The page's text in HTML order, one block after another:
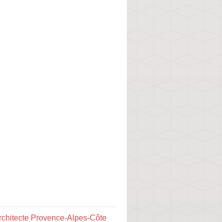
Provence-Alpes-Côte